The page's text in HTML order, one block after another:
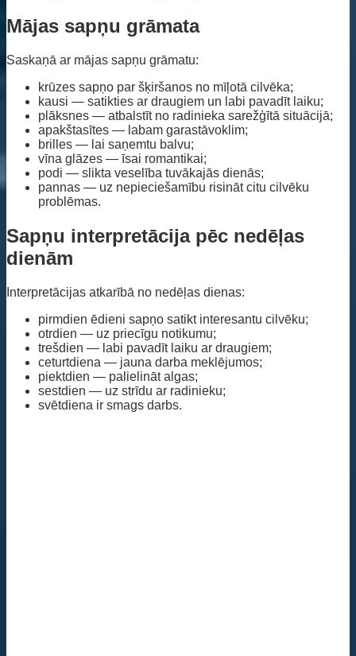
Mājas sapņu grāmata
Saskaņā ar mājas sapņu grāmatu:
krūzes sapņo par šķiršanos no mīļotā cilvēka;
kausi — satikties ar draugiem un labi pavadīt laiku;
plāksnes — atbalstīt no radinieka sarežģītā situācijā;
apakštasītes — labam garastāvoklim;
brilles — lai saņemtu balvu;
vīna glāzes — īsai romantikai;
podi — slikta veselība tuvākajās dienās;
pannas — uz nepieciešamību risināt citu cilvēku
problēmas.
Sapņu interpretācija pēc nedēļas
dienām
Interpretācijas atkarībā no nedēļas dienas:
pirmdien ēdieni sapņo satikt interesantu cilvēku;
otrdien — uz priecīgu notikumu;
trešdien — labi pavadīt laiku ar draugiem;
ceturtdiena — jauna darba meklējumos;
piektdien — palielināt algas;
sestdien — uz strīdu ar radinieku;
svētdiena ir smags darbs.